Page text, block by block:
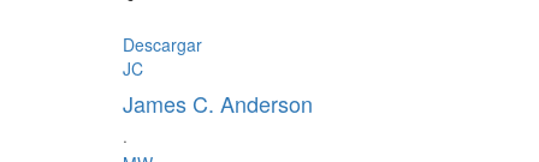
Descargar
JC
James C. Anderson
·